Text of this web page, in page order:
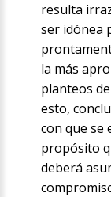
resulta
ser idónea
la más
planteos
esto,
con que se
propósito
deberá